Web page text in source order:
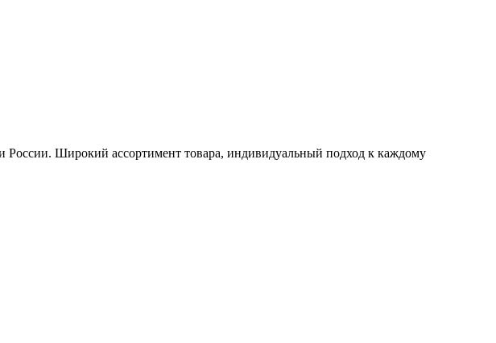
Широкий ассортимент товара, индивидуальный подход к каждому